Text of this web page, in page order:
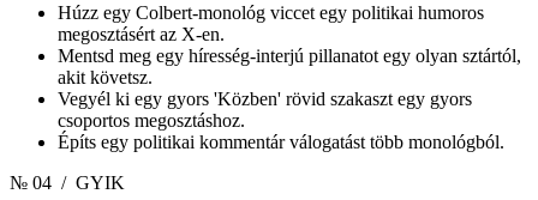
Húzz egy Colbert-monológ viccet egy politikai humoros
megosztásért az X-en.
Mentsd meg egy híresség-interjú pillanatot egy olyan sztártól,
akit követsz.
Vegyél ki egy gyors 'Közben' rövid szakaszt egy gyors
csoportos megosztáshoz.
Építs egy politikai kommentár válogatást több monológból.
№ 04 / GYIK